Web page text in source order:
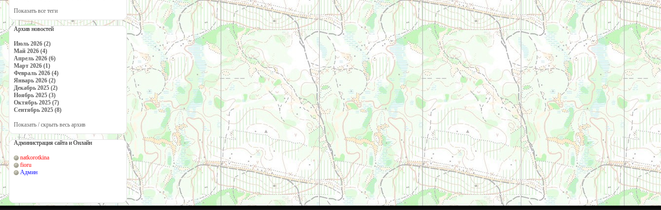
Показать все теги
Архив новостей
Июль 2026 (2)
Май 2026 (4)
Апрель 2026 (6)
Март 2026 (1)
Февраль 2026 (4)
Январь 2026 (2)
Декабрь 2025 (2)
Ноябрь 2025 (3)
Октябрь 2025 (7)
Сентябрь 2025 (8)
Показать / скрыть весь архив
Администрация сайта и Онлайн
natkorotkina
fioru
Админ